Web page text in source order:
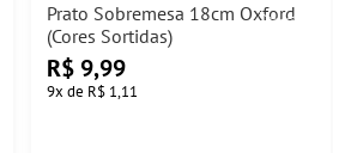
Prato Sobremesa 18cm Oxford
(Cores Sortidas)
R$ 9,99
9x de R$ 1,11